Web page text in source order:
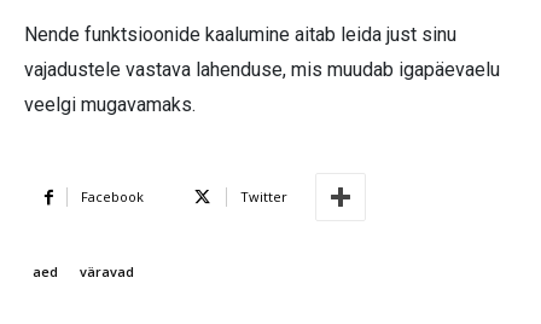
Nende funktsioonide kaalumine aitab leida just sinu
vajadustele vastava lahenduse, mis muudab igapäevaelu
veelgi mugavamaks.
Facebook Twitter
aed väravad